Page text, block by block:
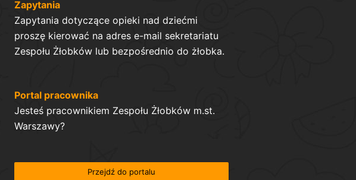
Zapytania
Zapytania dotyczące opieki nad dziećmi
proszę kierować na adres e-mail sekretariatu
Zespołu Żłobków lub bezpośrednio do żłobka.
Portal pracownika
Jesteś pracownikiem Zespołu Żłobków m.st.
Warszawy?
Przejdź do portalu